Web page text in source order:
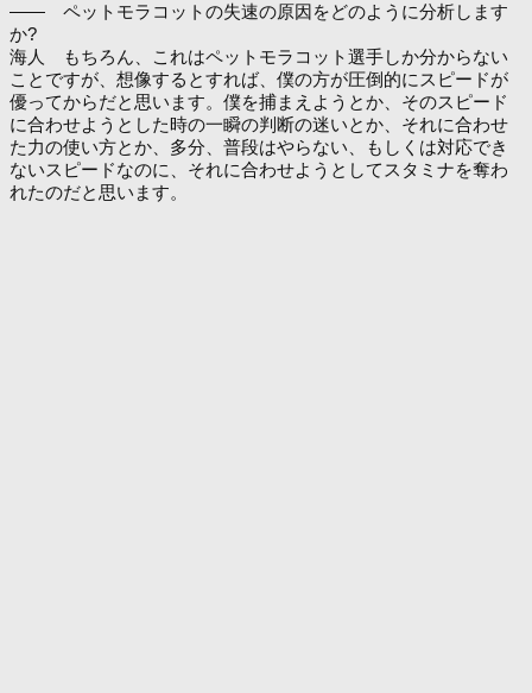
―― ペットモラコットの失速の原因をどのように分析します
か?
海人 もちろん、これはペットモラコット選手しか分からない
ことですが、想像するとすれば、僕の方が圧倒的にスピードが
優ってからだと思います。僕を捕まえようとか、そのスピード
に合わせようとした時の一瞬の判断の迷いとか、それに合わせ
た力の使い方とか、多分、普段はやらない、もしくは対応でき
ないスピードなのに、それに合わせようとしてスタミナを奪わ
れたのだと思います。